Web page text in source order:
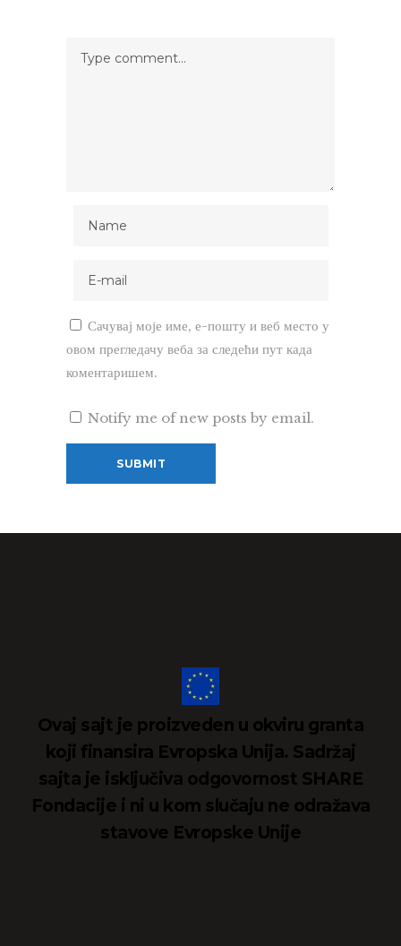
Сачувај моје име, е-пошту и веб место у
овом прегледачу веба за следећи пут када
коментаришем.
Notify me of new posts by email.
Ovaj sajt je proizveden u okviru granta
koji finansira Evropska Unija. Sadržaj
sajta je isključiva odgovornost SHARE
Fondacije i ni u kom slučaju ne odražava
stavove Evropske Unije